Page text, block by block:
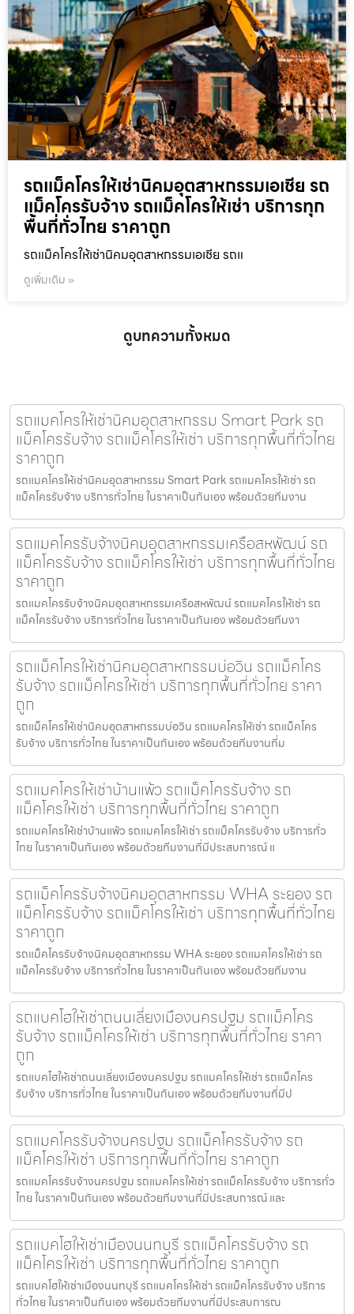
รถแม็คโครให้เช่านิคมอุตสาหกรรมเอเชีย รถ
แม็คโครรับจ้าง รถแม็คโครให้เช่า บริการทุก
พื้นที่ทั่วไทย ราคาถูก
รถแม็คโครให้เช่านิคมอุตสาหกรรมเอเชีย รถแ
ดูเพิ่มเติม »
ดูบทความทั้งหมด
รถแมคโครให้เช่านิคมอุตสาหกรรม Smart Park รถ
แม็คโครรับจ้าง รถแม็คโครให้เช่า บริการทุกพื้นที่ทั่วไทย
ราคาถูก
รถแมคโครให้เช่านิคมอุตสาหกรรม Smart Park รถแมคโครให้เช่า รถ
แม็คโครรับจ้าง บริการทั่วไทย ในราคาเป็นกันเอง พร้อมด้วยทีมงาน
รถแมคโครรับจ้างนิคมอุตสาหกรรมเครือสหพัฒน์ รถ
แม็คโครรับจ้าง รถแม็คโครให้เช่า บริการทุกพื้นที่ทั่วไทย
ราคาถูก
รถแมคโครรับจ้างนิคมอุตสาหกรรมเครือสหพัฒน์ รถแมคโครให้เช่า รถ
แม็คโครรับจ้าง บริการทั่วไทย ในราคาเป็นกันเอง พร้อมด้วยทีมงา
รถแม็คโครให้เช่านิคมอุตสาหกรรมบ่อวิน รถแม็คโคร
รับจ้าง รถแม็คโครให้เช่า บริการทุกพื้นที่ทั่วไทย ราคา
ถูก
รถแม็คโครให้เช่านิคมอุตสาหกรรมบ่อวิน รถแมคโครให้เช่า รถแม็คโคร
รับจ้าง บริการทั่วไทย ในราคาเป็นกันเอง พร้อมด้วยทีมงานที่ม
รถแมคโครให้เช่าบ้านแพ้ว รถแม็คโครรับจ้าง รถ
แม็คโครให้เช่า บริการทุกพื้นที่ทั่วไทย ราคาถูก
รถแมคโครให้เช่าบ้านแพ้ว รถแมคโครให้เช่า รถแม็คโครรับจ้าง บริการทั่ว
ไทย ในราคาเป็นกันเอง พร้อมด้วยทีมงานที่มีประสบการณ์ แ
รถแม็คโครรับจ้างนิคมอุตสาหกรรม WHA ระยอง รถ
แม็คโครรับจ้าง รถแม็คโครให้เช่า บริการทุกพื้นที่ทั่วไทย
ราคาถูก
รถแม็คโครรับจ้างนิคมอุตสาหกรรม WHA ระยอง รถแมคโครให้เช่า รถ
แม็คโครรับจ้าง บริการทั่วไทย ในราคาเป็นกันเอง พร้อมด้วยทีมงาน
รถแบคโฮให้เช่าถนนเลี่ยงเมืองนครปฐม รถแม็คโคร
รับจ้าง รถแม็คโครให้เช่า บริการทุกพื้นที่ทั่วไทย ราคา
ถูก
รถแบคโฮให้เช่าถนนเลี่ยงเมืองนครปฐม รถแมคโครให้เช่า รถแม็คโคร
รับจ้าง บริการทั่วไทย ในราคาเป็นกันเอง พร้อมด้วยทีมงานที่มีป
รถแมคโครรับจ้างนครปฐม รถแม็คโครรับจ้าง รถ
แม็คโครให้เช่า บริการทุกพื้นที่ทั่วไทย ราคาถูก
รถแมคโครรับจ้างนครปฐม รถแมคโครให้เช่า รถแม็คโครรับจ้าง บริการทั่ว
ไทย ในราคาเป็นกันเอง พร้อมด้วยทีมงานที่มีประสบการณ์ และ
รถแบคโฮให้เช่าเมืองนนทบุรี รถแม็คโครรับจ้าง รถ
แม็คโครให้เช่า บริการทุกพื้นที่ทั่วไทย ราคาถูก
รถแบคโฮให้เช่าเมืองนนทบุรี รถแมคโครให้เช่า รถแม็คโครรับจ้าง บริการ
ทั่วไทย ในราคาเป็นกันเอง พร้อมด้วยทีมงานที่มีประสบการณ